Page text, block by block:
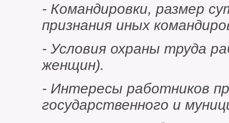
- Командировки, размер
признания иных
- Условия охраны труда
женщин).
- Интересы работников
государственного и